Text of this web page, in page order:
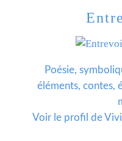
Poésie,
éléments, contes,
Voir le profil de